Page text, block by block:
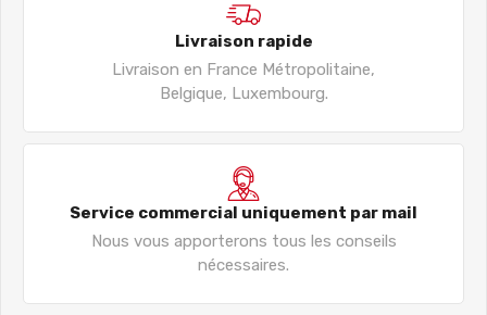
Livraison rapide
Livraison en France Métropolitaine,
Belgique, Luxembourg.
Service commercial uniquement par mail
Nous vous apporterons tous les conseils
nécessaires.